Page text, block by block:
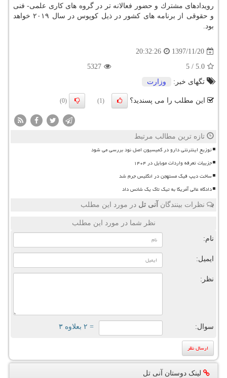
رویدادهای مشترك و حضور فعالانه تر در گروه های كاری علمی- فنی
و حقوقی از برنامه های كشور در ذیل كوپوس در سال ۲۰۱۹ خواهد
بود.
1397/11/20
20:32:26
5.0
/
5
5327
تگهای خبر:
وزارت
این مطلب را می پسندید؟ (1)
(0)
تازه ترین مطالب مرتبط
توزیع اینترنتی دارو در کمیسیون اصل نود بررسی می شود
جزییات تعرفه واردات موبایل در ۱۴۰۴
ساخت دیپ فیک مستهجن در انگلیس جرم شد
دادگاه عالی آمریکا به تیک تاک یک شانس داد
نظرات بینندگان آنی تل در مورد این مطلب
نظر شما در مورد این مطلب
نام:
ایمیل:
نظر:
سوال: = ۲ بعلاوه ۳
لینک دوستان آنی تل